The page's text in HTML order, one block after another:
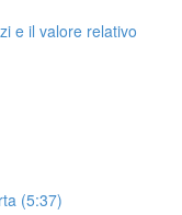
e il valore relativo
(5:37)